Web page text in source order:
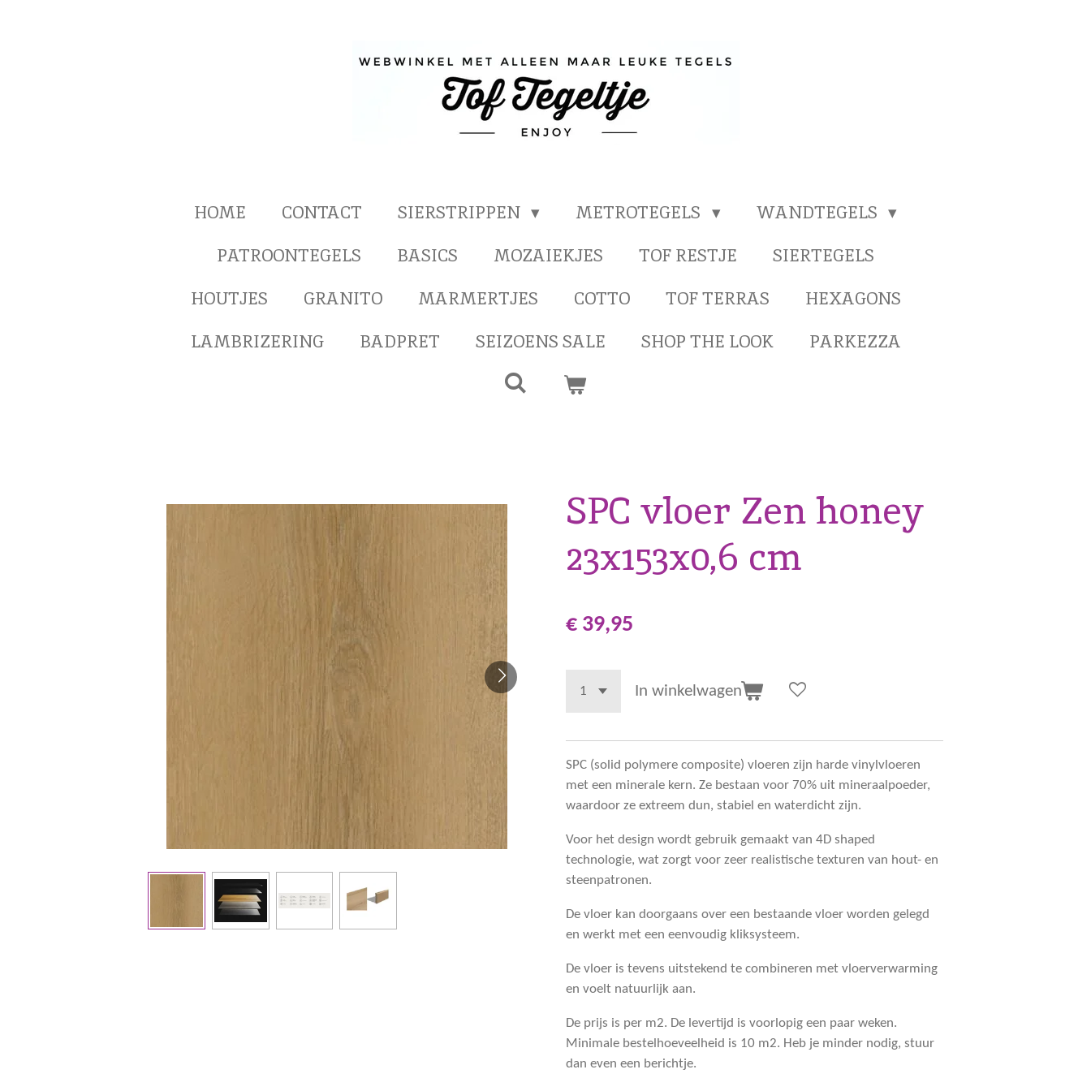
HOME CONTACT SIERSTRIPPEN METROTEGELS
WANDTEGELS
PATROONTEGELS
BASICS MOZAIEKJES TOF RESTJE
SIERTEGELS
HOUTJES
GRANITO MARMERTJES COTTO TOF TERRAS
HEXAGONS
LAMBRIZERING
BADPRET SEIZOENS SALE SHOP THE LOOK PARKEZZA
SPC vloer Zen honey
23x153x0,6 cm
€ 39,95
In winkelwagen
SPC (solid polymere composite) vloeren zijn harde vinylvloeren
met een minerale kern. Ze bestaan voor 70% uit mineraalpoeder,
waardoor ze extreem dun, stabiel en waterdicht zijn.
Voor het design wordt gebruik gemaakt van 4D shaped
technologie, wat zorgt voor zeer realistische texturen van hout- en
steenpatronen.
De vloer kan doorgaans over een bestaande vloer worden gelegd
en werkt met een eenvoudig kliksysteem.
De vloer is tevens uitstekend te combineren met vloerverwarming
en voelt natuurlijk aan.
De prijs is per m2. De levertijd is voorlopig een paar weken.
Minimale bestelhoeveelheid is 10 m2. Heb je minder nodig, stuur
dan even een berichtje.